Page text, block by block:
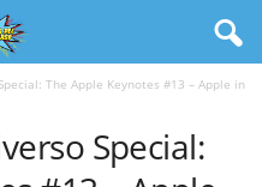
The Apple Keynotes #13 – Apple in
Special: